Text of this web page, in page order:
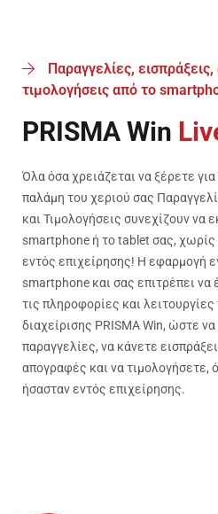
Παραγγελίες,
τιμολογήσεις από το
PRISMA Win
Όλα όσα χρειάζεται να ξέρετε
παλάμη του χεριού σας
και Τιμολογήσεις συνεχίζουν να
smartphone ή το tablet σας, χωρίς
εντός επιχείρησης! H εφαρμογή
smartphone και σας επιτρέπει
τις πληροφορίες και
διαχείρισης PRISMA Win, ώστε
παραγγελίες, να κάνετε
απογραφές και να
ήσασταν εντός επιχείρησης.